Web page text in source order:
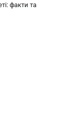
факти та